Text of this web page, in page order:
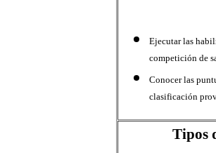
Ejecutar las
competición de
Conocer las
clasificación
Tipos